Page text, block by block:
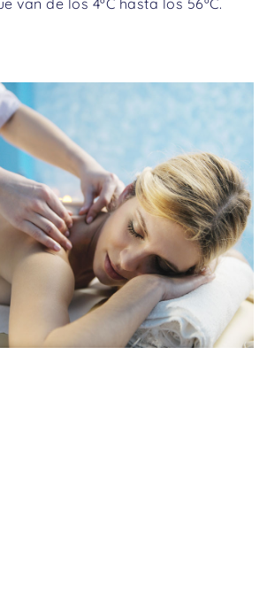
van de los 4ºC hasta los 56ºC.